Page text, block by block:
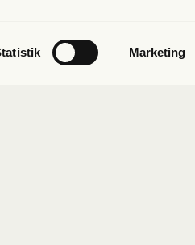
Marketing